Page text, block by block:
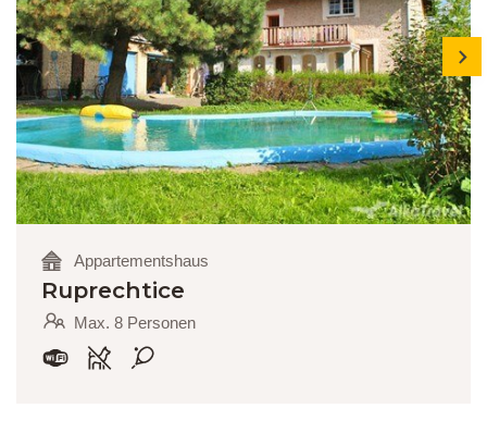
next
Appartementshaus
Ruprechtice
Max. 8 Personen